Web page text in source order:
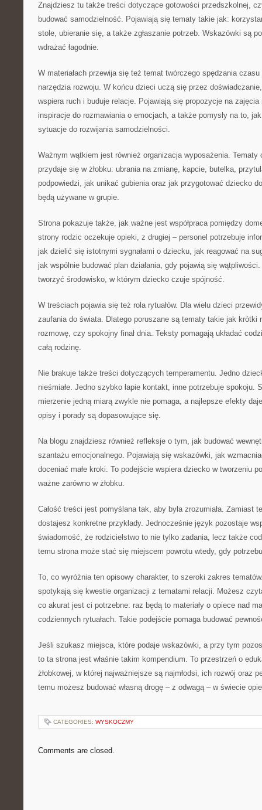
Znajdziesz tu także treści dotyczące gotowości przedszkolnej,
budować samodzielność. Pojawiają się tematy takie jak:
stole, ubieranie się, a także zgłaszanie potrzeb. Wskazówki są
wdrażać łagodnie.
W materiałach przewija się też temat twórczego spędzania
narzędzia rozwoju. W końcu dzieci uczą się przez
wspiera ruch i buduje relacje. Pojawiają się propozycje na
inspiracje do rozmawiania o emocjach, a także pomysły na to,
sytuacje do rozwijania samodzielności.
Ważnym wątkiem jest również organizacja wyposażenia. Tematy
przydaje się w żłobku: ubrania na zmianę, kapcie, butelka,
podpowiedzi, jak unikać gubienia oraz jak przygotować dziecko
będą używane w grupie.
Strona pokazuje także, jak ważne jest współpraca pomiędzy
strony rodzic oczekuje opieki, z drugiej – personel potrzebuje
jak dzielić się istotnymi sygnałami o dziecku, jak reagować na
jak wspólnie budować plan działania, gdy pojawią się
tworzyć środowisko, w którym dziecko czuje spójność.
W treściach pojawia się też rola rytuałów. Dla wielu dzieci
zaufania do świata. Dlatego poruszane są tematy takie jak krótki
rozmowę, czy spokojny finał dnia. Teksty pomagają układać
całą rodzinę.
Nie brakuje także treści dotyczących temperamentu. Jedno
nieśmiałe. Jedno szybko łapie kontakt, inne potrzebuje spokoju.
mierzenie jedną miarą zwykle nie pomaga, a najlepsze efekty
opisy i porady są dopasowujące się.
Na blogu znajdziesz również refleksje o tym, jak budować
szantażu emocjonalnego. Pojawiają się wskazówki, jak
doceniać małe kroki. To podejście wspiera dziecko w tworzeniu
ważne zarówno w żłobku.
Całość treści jest pomyślana tak, aby była zrozumiała. Zamiast
dostajesz konkretne przykłady. Jednocześnie język pozostaje
świadomość, że rodzicielstwo to nie tylko zadania, lecz także
temu strona może stać się miejscem powrotu wtedy, gdy
To, co wyróżnia ten opisowy charakter, to szeroki zakres
spotykają się kwestie organizacji z tematami relacji. Możesz
co akurat jest ci potrzebne: raz będą to materiały o opiece nad
codziennych rytuałach. Takie podejście pomaga budować
Jeśli szukasz miejsca, które podaje wskazówki, a przy tym
to ta strona jest właśnie takim kompendium. To przestrzeń o
żłobkowej, w której najważniejsze są najmłodsi, ich rozwój oraz
temu możesz budować własną drogę – z odwagą – w świecie
CATEGORIES: WYSKOCZMY
Comments are closed.